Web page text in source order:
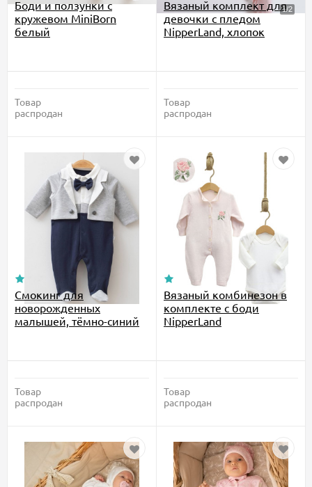
Боди и ползунки с
кружевом MiniBorn
белый
Товар
распродан
Вязаный комплект для
девочки с пледом
NipperLand, хлопок
Товар
распродан
Смокинг для
новорожденных
малышей, тёмно-синий
Товар
распродан
Вязаный комбинезон в
комплекте с боди
NipperLand
Товар
распродан